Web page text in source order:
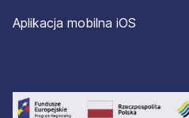
Aplikacja mobilna iOS